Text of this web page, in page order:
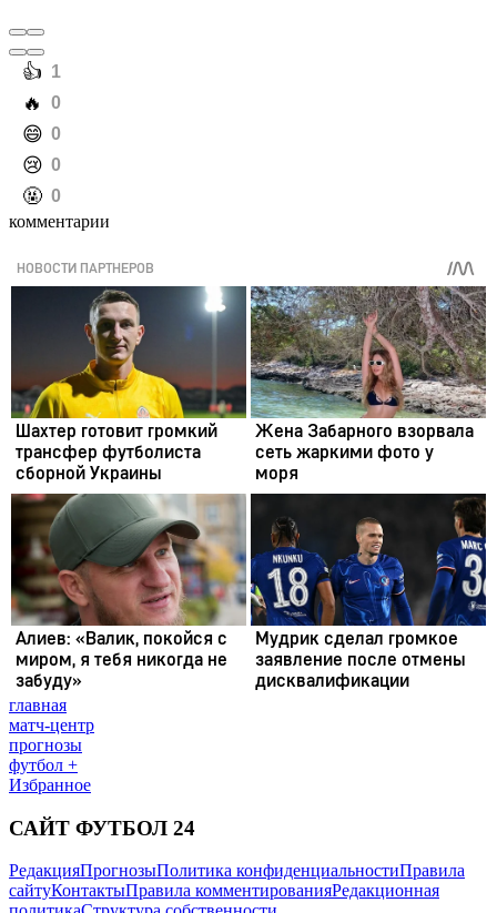
️👍 1
️🔥 0
️😄 0
️😢 0
️🤬 0
комментарии
главная
матч-центр
прогнозы
футбол +
Избранное
САЙТ ФУТБОЛ 24
РедакцияПрогнозыПолитика конфиденциальностиПравила
сайтуКонтактыПравила комментированияРедакционная